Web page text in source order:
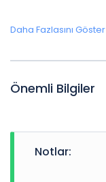
Daha Fazlasını Göster
Önemli Bilgiler
Notlar: